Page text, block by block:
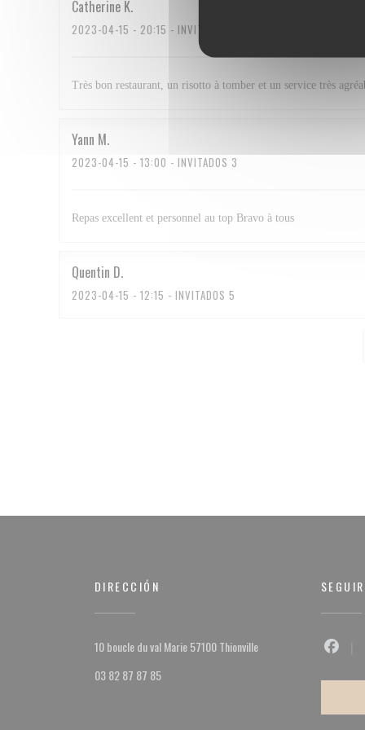
Catherine K
2023-04-15 - 20:15 - INVITADOS 2
Très bon restaurant, un risotto à tomber et un service très
Yann M
2023-04-15 - 13:00 - INVITADOS 3
Repas excellent et personnel au top Bravo à tous
Quentin D
2023-04-15 - 12:15 - INVITADOS 5
DIRECCIÓN
10 boucle du val Marie 57100 Thionville((abre en una nueva
03 82 87 87 85